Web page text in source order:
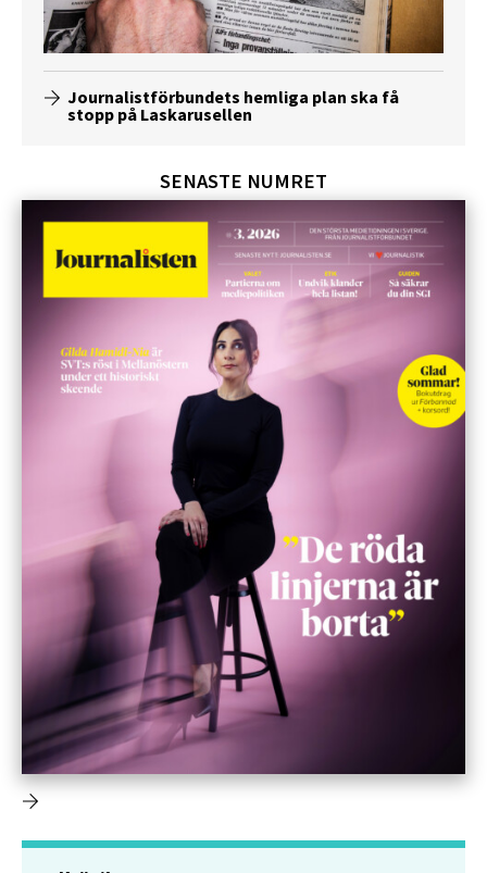
Journalistförbundets hemliga plan ska få
stopp på Laskarusellen
SENASTE NUMRET